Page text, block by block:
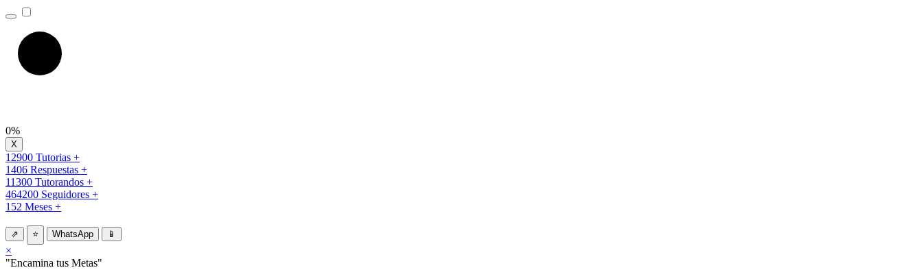
0%
12900 Tutorias +
1406 Respuestas +
11300 Tutorandos +
464200 Seguidores +
152 Meses +
⇗ ⭐ WhatsApp 📱
×
"Encamina tus Metas"